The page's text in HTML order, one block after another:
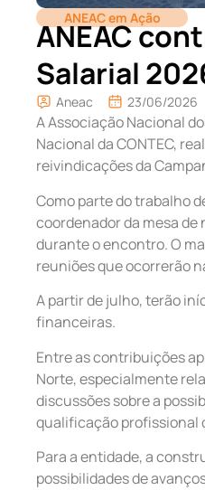
ANEAC em Ação
ANEAC
Salarial
Aneac 23/06/2026
A Associação Nacional
Nacional da CONTEC,
reivindicações da
Como parte do trabalho
coordenador da mesa
durante o encontro. O
reuniões que ocorrerão
A partir de julho, terão
financeiras.
Entre as contribuições
Norte, especialmente
discussões sobre a
qualificação profissional
Para a entidade, a
possibilidades de